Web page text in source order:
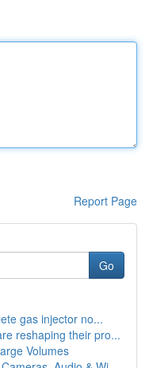
Report Page
Go
gas injector no...
reshaping their pro...
Volumes